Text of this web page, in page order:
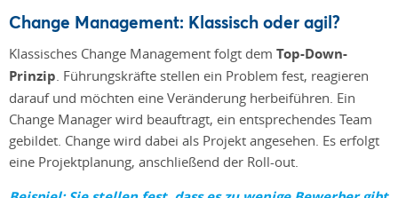
Change Management: Klassisch oder agil?
Klassisches Change Management folgt dem Top-Down-
Prinzip . Führungskräfte stellen ein Problem fest, reagieren
darauf und möchten eine Veränderung herbeiführen. Ein
Change Manager wird beauftragt, ein entsprechendes Team
gebildet. Change wird dabei als Projekt angesehen. Es erfolgt
eine Projektplanung, anschließend der Roll-out.